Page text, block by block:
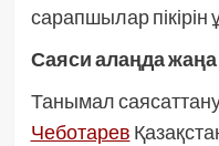
сарапшылар
Саяси алаңда
Танымал
Чеботарев